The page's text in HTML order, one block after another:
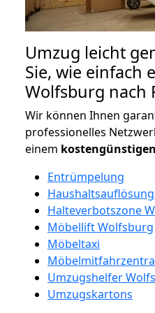
Umzug leicht
Sie, wie einfach
Wolfsburg nach
Wir können Ihnen
professionelles
einem kostengünstigen
Entrümpelung
Halteverbotszone
Möbellift Wolfsburg
Möbeltaxi
Umzugshelfer
Umzugskartons